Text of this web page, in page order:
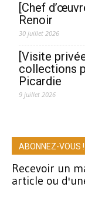
[Chef
Renoir
30 juillet 2026
[Visite
collections
Picardie
9 juillet 2026
ABONNEZ-VOUS
Recevoir un
article ou